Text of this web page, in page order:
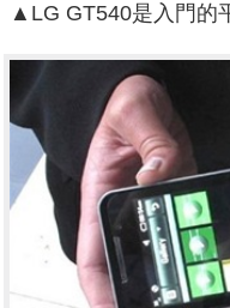
▲LG GT540是入門的